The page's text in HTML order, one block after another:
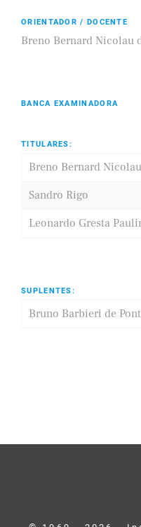
ORIENTADOR / DOCENTE
Breno Bernard Nicolau
BANCA EXAMINADORA
TITULARES:
Breno Bernard
Sandro Rigo
Leonardo Gresta
SUPLENTES:
Bruno Barbieri de